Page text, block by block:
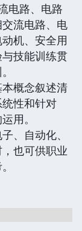
电路、电路
流电路、电
机、安全用
技能训练贯
概念叙述清
性和针对
用。
、自动化、
也可供职业